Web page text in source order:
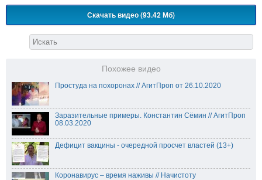
Скачать видео (93.42 Мб)
Похожее видео
Простуда на похоронах // АгитПроп от 26.10.2020
Заразительные примеры. Константин Сёмин // АгитПроп
08.03.2020
Дефицит вакцины - очередной просчет властей (13+)
Коронавирус – время наживы // Начистоту